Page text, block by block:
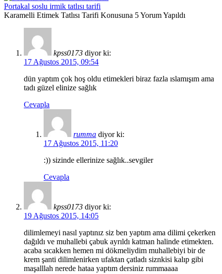
Portakal soslu irmik tatlısı tarifi
Karamelli Etimek Tatlısı Tarifi Konusuna 5 Yorum Yapıldı
kpss0173 diyor ki:
17 Ağustos 2015, 09:54
dün yaptım çok hoş oldu etimekleri biraz fazla ıslamışım ama
tadı güzel elinize sağlık
Cevapla
rumma diyor ki:
17 Ağustos 2015, 11:20
:)) sizinde ellerinize sağlık..sevgiler
Cevapla
kpss0173 diyor ki:
19 Ağustos 2015, 14:05
dilimlemeyi nasıl yaptınız siz ben yaptım ama dilimi çekerken
dağıldı ve muhallebi çabuk ayrıldı katman halinde etimekten.
acaba sıcakken hemen mi dökmeliydim muhallebiyi bir de
krem şanti dilimlenirken ufaktan çatladı siznkisi kalıp gibi
maşalllah nerede hataa yaptım dersiniz rummaaaa